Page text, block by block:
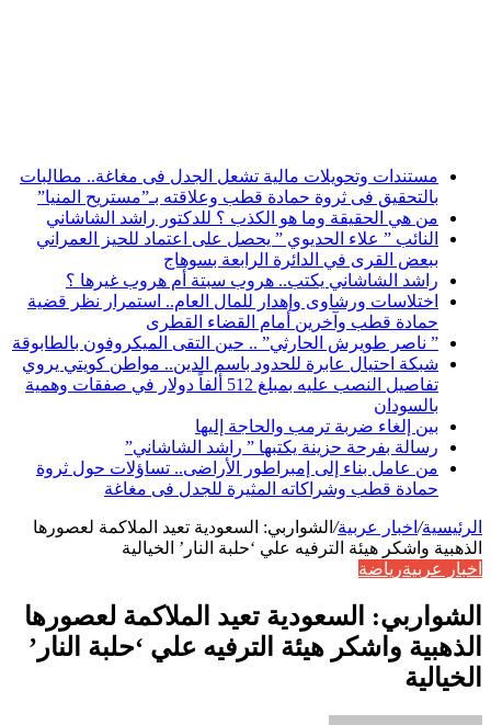
مستندات وتحويلات مالية تشعل الجدل فى مغاغة.. مطالبات
بالتحقيق فى ثروة حمادة قطب وعلاقته بـ”مستريح المنيا”
من هي الحقيقة وما هو الكذب ؟ للدكتور راشد الشاشاني
النائب ” علاء الحديوي ” يحصل على اعتماد للحيز العمراني
ببعض القرى في الدائرة الرابعة بسوهاج
راشد الشاشاني يكتب.. هروب سبتة أم هروب غيرها ؟
اختلاسات ورشاوى وإهدار للمال العام.. استمرار نظر قضية
حمادة قطب وآخرين أمام القضاء القطرى
” ناصر طويرش الحارثي” .. حين التقى الميكروفون بالطابوقة
شبكة احتيال عابرة للحدود باسم الدين.. مواطن كويتي يروي
تفاصيل النصب عليه بمبلغ 512 ألفاً دولار في صفقات وهمية
بالسودان
بين إلغاء ضربة ترمب والحاجة إليها
رسالة بفرحة حزينة يكتبها ” راشد الشاشاني”
من عامل بناء إلى إمبراطور الأراضى.. تساؤلات حول ثروة
حمادة قطب وشراكاته المثيرة للجدل فى مغاغة
الرئيسية/ اخبار عربية/ الشواربي: السعودية تعيد الملاكمة لعصورها
الذهبية واشكر هيئة الترفيه علي ‘حلبة النار’ الخيالية
اخبار عربيةرياضة
الشواربي: السعودية تعيد الملاكمة لعصورها
الذهبية واشكر هيئة الترفيه علي ‘حلبة النار’
الخيالية